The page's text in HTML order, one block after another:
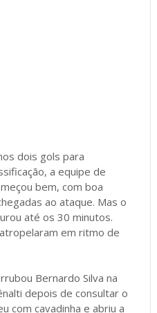
dois gols para
a equipe de
bem, com boa
ao ataque. Mas o
até os 30 minutos.
em ritmo de
Bernardo Silva na
depois de consultar o
com cavadinha e abriu a